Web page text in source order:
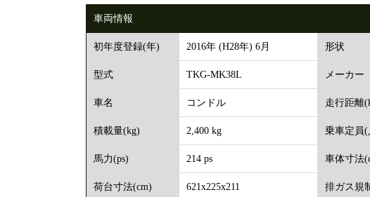
車両情報
初年度登録(年) 2016年 (H28年) 6月 形状
型式 TKG-MK38L メーカー
車名 コンドル 走行距離
積載量(kg) 2,400 kg 乗車定員(
馬力(ps) 214 ps 車体寸法
荷台寸法(cm) 621x225x211 排ガス規